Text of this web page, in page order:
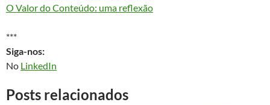
O Valor do Conteúdo: uma reflexão
***
Siga-nos:
No LinkedIn
Posts relacionados